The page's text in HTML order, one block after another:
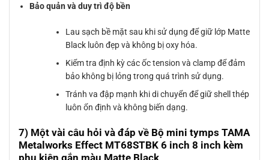
Bảo quản và duy trì độ bền
Lau sạch bề mặt sau khi sử dụng để giữ lớp Matte
Black luôn đẹp và không bị oxy hóa.
Kiểm tra định kỳ các ốc tension và clamp để đảm
bảo không bị lỏng trong quá trình sử dụng.
Tránh va đập mạnh khi di chuyển để giữ shell thép
luôn ổn định và không biến dạng.
7) Một vài câu hỏi và đáp về Bộ mini tymps TAMA
Metalworks Effect MT68STBK 6 inch 8 inch kèm